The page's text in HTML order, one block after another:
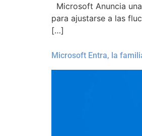
Microsoft Anuncia
para ajustarse a las
[…]
Microsoft Entra, la